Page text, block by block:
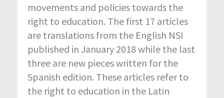
movements and policies towards the
right to education. The first 17 articles
are translations from the English NSI
published in January 2018 while the last
three are new pieces written for the
Spanish edition. These articles refer to
the right to education in the Latin